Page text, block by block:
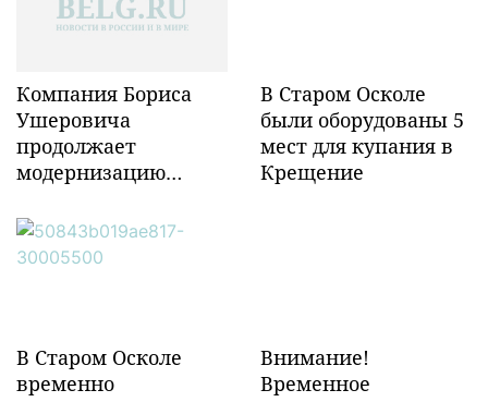
Компания Бориса
Ушеровича
продолжает
модернизацию
инфраструктуры в
Забайкалье
В Старом Осколе
были оборудованы 5
мест для купания в
Крещение
В Старом Осколе
временно
Внимание!
Временное